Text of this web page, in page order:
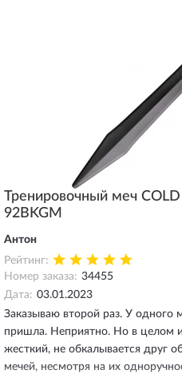
Тренировочный меч COLD
92BKGM
Антон
Рейтинг:
Номер заказа: 34455
Дата: 03.01.2023
Заказываю второй раз. У одного
пришла. Неприятно. Но в целом
жесткий, не обкалывается друг
мечей, несмотря на их